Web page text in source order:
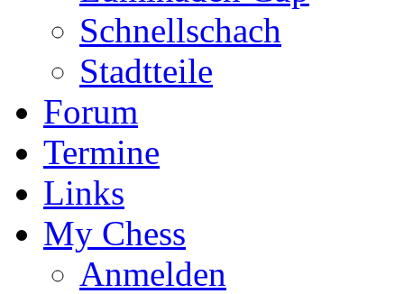
Schnellschach
Stadtteile
Forum
Termine
Links
My Chess
Anmelden